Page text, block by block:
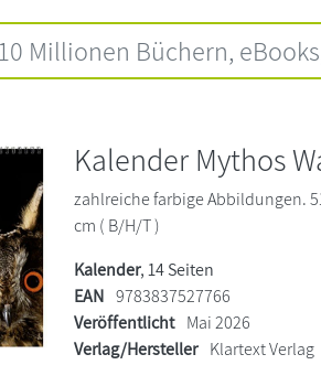
Kalender Mythos
zahlreiche farbige Abbildungen.
cm ( B/H/T )
Kalender, 14 Seiten
EAN 9783837527766
Veröffentlicht Mai 2026
Verlag/Hersteller Klartext Verlag